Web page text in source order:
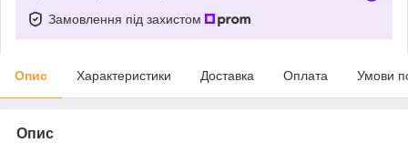
Замовлення під захистом
Опис Характеристики Доставка Оплата Умови
Опис